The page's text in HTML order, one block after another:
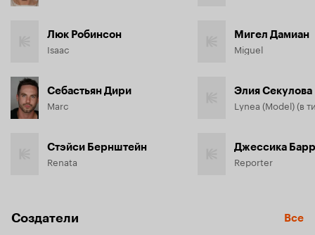
Люк Робинсон
Isaac
Себастьян Дири
Marc
Стэйси Бернштейн
Renata
Мигел Дамиан
Miguel
Элия Секулова
Джессика
Reporter
Создатели Все